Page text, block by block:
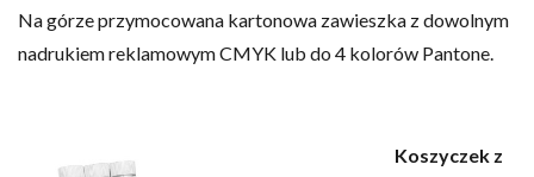
Na górze przymocowana kartonowa zawieszka z dowolnym
nadrukiem reklamowym CMYK lub do 4 kolorów Pantone.
Koszyczek z